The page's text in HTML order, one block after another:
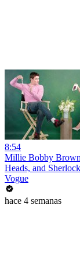
8:54
Millie Bobby Brown
Heads, and
Vogue
hace 4 semanas